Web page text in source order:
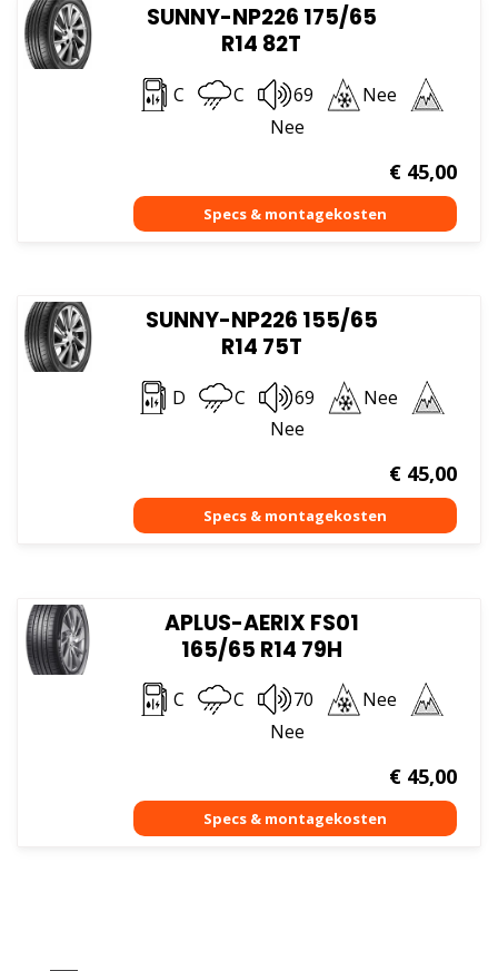
SUNNY-NP226 175/65
R14 82T
C C 69
Nee
Nee
€45,00
SUNNY-NP226 155/65
R14 75T
D C 69
Nee
Nee
€45,00
APLUS-AERIX FS01
165/65 R14 79H
C C 70
Nee
Nee
€45,00